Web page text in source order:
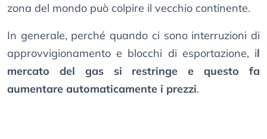
zona del mondo può colpire il vecchio continente.
In generale, perché quando ci sono interruzioni di
approvvigionamento e blocchi di esportazione, il
mercato del gas si restringe e questo fa
aumentare automaticamente i prezzi.